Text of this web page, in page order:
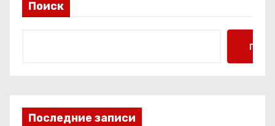
Поиск
Поиск
Последние записи